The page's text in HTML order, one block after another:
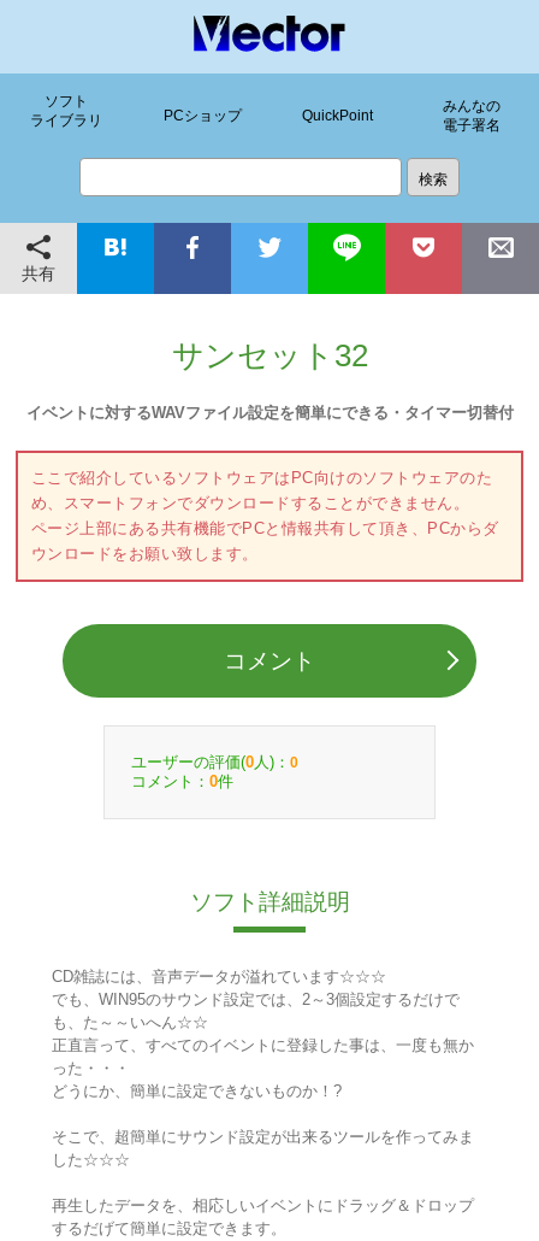
ソフト
ライブラリ
PCショップ QuickPoint
みんなの
電子署名
共有
サンセット32
イベントに対するWAVファイル設定を簡単にできる・タイマー切替付
ここで紹介しているソフトウェアはPC向けのソフトウェアのた
め、スマートフォンでダウンロードすることができません。
ページ上部にある共有機能でPCと情報共有して頂き、PCからダ
ウンロードをお願い致します。
コメント
ユーザーの評価(0 人)： 0
コメント： 0件
ソフト詳細説明
CD雑誌には、音声データが溢れています☆☆☆
でも、WIN95のサウンド設定では、2～3個設定するだけで
も、た～～いへん☆☆
正直言って、すべてのイベントに登録した事は、一度も無か
った・・・
どうにか、簡単に設定できないものか！?
そこで、超簡単にサウンド設定が出来るツールを作ってみま
した☆☆☆
再生したデータを、相応しいイベントにドラッグ＆ドロップ
するだげて簡単に設定できます。